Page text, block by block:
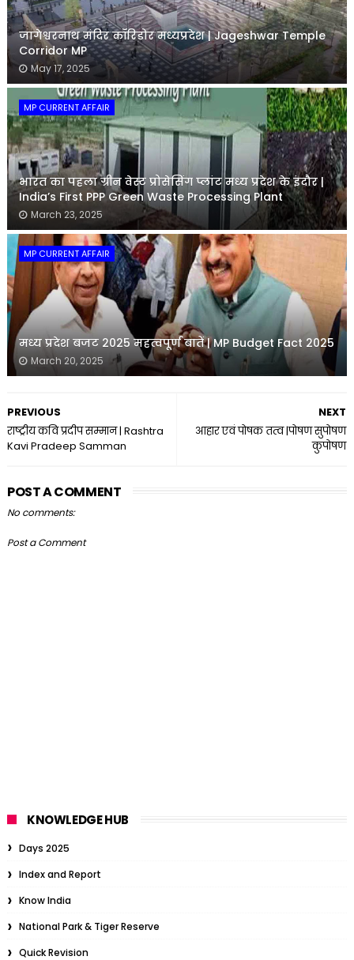
जागेश्वरनाथ मंदिर कॉरिडोर मध्यप्रदेश | Jageshwar Temple
Corridor MP
May 17, 2025
MP CURRENT AFFAIR
भारत का पहला ग्रीन वेस्ट प्रोसेसिंग प्लांट मध्य प्रदेश के इंदौर |
India’s First PPP Green Waste Processing Plant
March 23, 2025
MP CURRENT AFFAIR
मध्य प्रदेश बजट 2025 महत्वपूर्ण बातें | MP Budget Fact 2025
March 20, 2025
NEXT
आहार एवं पोषक तत्व |पोषण सुपोषण
कुपोषण
PREVIOUS
राष्‍ट्रीय कवि प्रदीप सम्‍मान | Rashtra
Kavi Pradeep Samman
POST A COMMENT
No comments:
Post a Comment
KNOWLEDGE HUB
Days 2025
Index and Report
Know India
National Park & Tiger Reserve
Quick Revision